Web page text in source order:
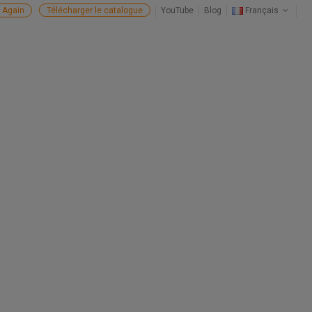
Français
Blog
YouTube
Télécharger le catalogue
Again